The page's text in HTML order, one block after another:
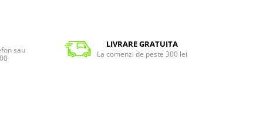
sau
LIVRARE GRATUITA
La comenzi de peste 300 lei